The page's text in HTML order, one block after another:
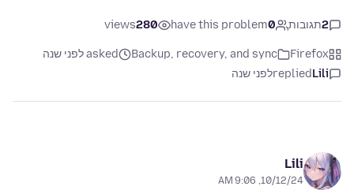
2תגובות 0
have this problem
280
views
Firefox
Backup, recovery, and sync
asked לפני שנה
Lili
repliedלפני שנה
Lili
10/12/24, 9:06 AM